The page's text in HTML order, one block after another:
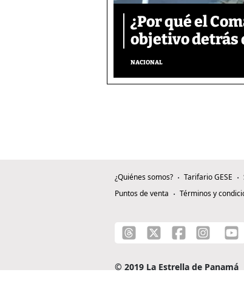
¿Por qué el
objetivo detrás
NACIONAL
¿Quiénes somos? Tarifario GESE
Puntos de venta
Términos y
© 2019 La Estrella de Panamá